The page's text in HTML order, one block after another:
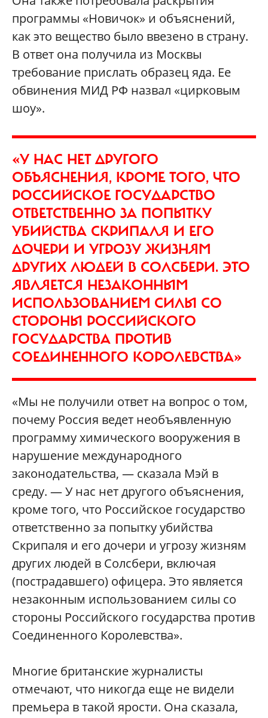
программы «Новичок» и объяснений,
как это вещество было ввезено в страну.
В ответ она получила из Москвы
требование прислать образец яда. Ее
обвинения МИД РФ назвал «цирковым
шоу».
«У НАС НЕТ ДРУГОГО
ОБЪЯСНЕНИЯ, КРОМЕ ТОГО, ЧТО
РОССИЙСКОЕ ГОСУДАРСТВО
ОТВЕТСТВЕННО ЗА ПОПЫТКУ
УБИЙСТВА СКРИПАЛЯ И ЕГО
ДОЧЕРИ И УГРОЗУ ЖИЗНЯМ
ДРУГИХ ЛЮДЕЙ В СОЛСБЕРИ. ЭТО
ЯВЛЯЕТСЯ НЕЗАКОННЫМ
ИСПОЛЬЗОВАНИЕМ СИЛЫ СО
СТОРОНЫ РОССИЙСКОГО
ГОСУДАРСТВА ПРОТИВ
СОЕДИНЕННОГО КОРОЛЕВСТВА»
«Мы не получили ответ на вопрос о том,
почему Россия ведет необъявленную
программу химического вооружения в
нарушение международного
законодательства, — сказала Мэй в
среду. — У нас нет другого объяснения,
кроме того, что Российское государство
ответственно за попытку убийства
Скрипаля и его дочери и угрозу жизням
других людей в Солсбери, включая
(пострадавшего) офицера. Это является
незаконным использованием силы со
стороны Российского государства против
Соединенного Королевства».
Многие британские журналисты
отмечают, что никогда еще не видели
премьера в такой ярости. Она сказала,